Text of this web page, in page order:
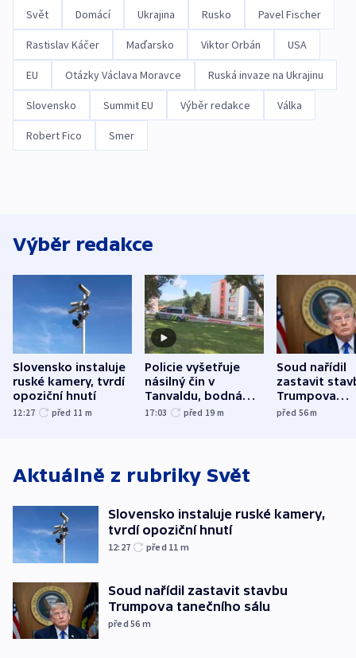
Svět Domácí Ukrajina Rusko Pavel Fischer
Rastislav Káčer Maďarsko Viktor Orbán USA
EU Otázky Václava Moravce Ruská invaze na Ukrajinu
Slovensko Summit EU Výběr redakce Válka
Robert Fico Smer
Výběr redakce
Slovensko instaluje
ruské kamery, tvrdí
opoziční hnutí
12:27 před 11 m
Policie vyšetřuje
násilný čin v
Tanvaldu, bodná
zranění při něm
17:03 před 19 m
Soud nařídil
zastavit
Trumpova
tanečního
před 56m
Aktuálně z rubriky Svět
Slovensko instaluje ruské kamery,
tvrdí opoziční hnutí
12:27 před 11 m
Soud nařídil zastavit stavbu
Trumpova tanečního sálu
před 56 m